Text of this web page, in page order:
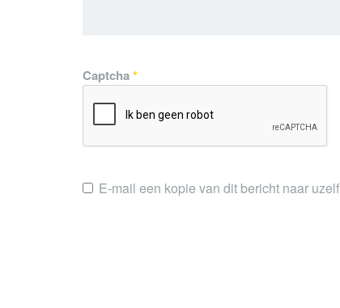
Captcha*
E-mail een kopie van dit bericht naar uzelf